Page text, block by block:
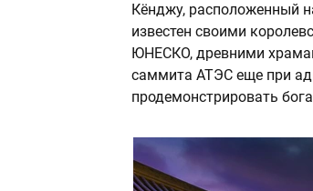
Кёнджу, расположенный
известен своими
ЮНЕСКО, древними
саммита АТЭС еще при
продемонстрировать